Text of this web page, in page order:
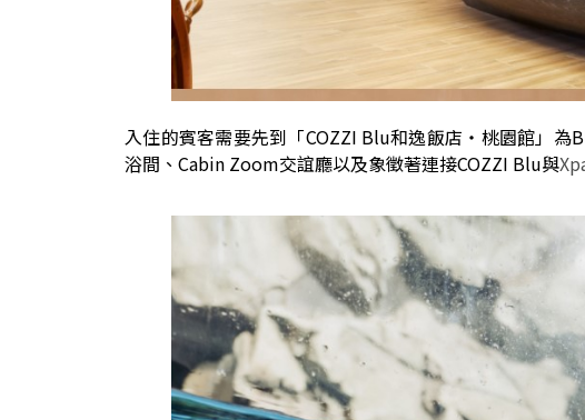
入住的賓客需要先到「COZZI Blu和逸飯店‧桃園館」
浴間、Cabin Zoom交誼廳以及象徵著連接COZZI Blu與